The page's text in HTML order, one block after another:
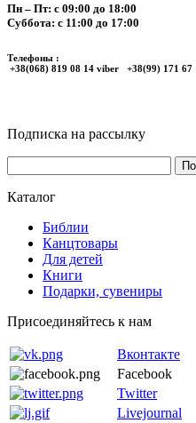
Пн – Пт: с 09:00 до 18:00
Суббота: с 11:00 до 17:00
Телефоны :
+38(068) 819 08 14 viber +38(99) 171
Подписка на рассылку
Каталог
Библии
Канцтовары
Для детей
Книги
Подарки, сувениры
Присоединяйтесь к нам
Вконтакте
Facebook
Twitter
Livejournal